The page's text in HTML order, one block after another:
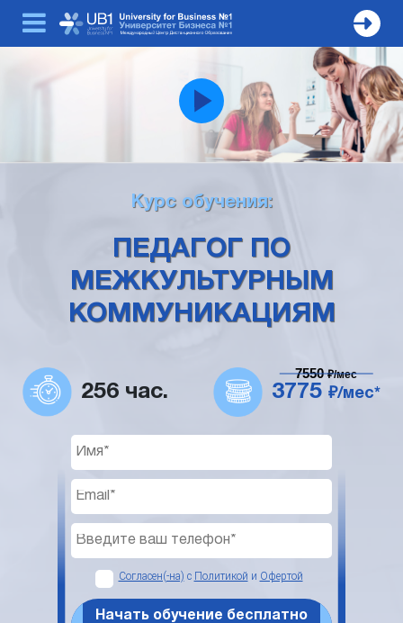
Курс обучения:
ПЕДАГОГ ПО
МЕЖКУЛЬТУРНЫМ
КОММУНИКАЦИЯМ
256 час. 3775 ₽/мес*
7550₽/мес
Согласен(-на) с Политикой и Офертой
Начать обучение бесплатно